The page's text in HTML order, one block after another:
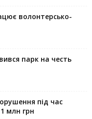
волонтерсько-
парк на честь
під час
млн грн